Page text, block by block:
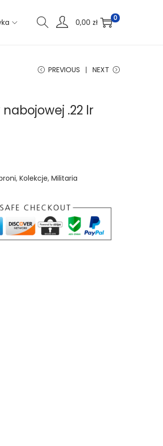
0,00 zł 0
PREVIOUS NEXT
.22 lr
, Kolekcje, Militaria